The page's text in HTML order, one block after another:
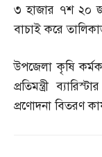
৩ হাজার ৭শ ২০
বাচাই করে
উপজেলা কৃষি
প্রতিমন্ত্রী
প্রণোদনা বিতরণ